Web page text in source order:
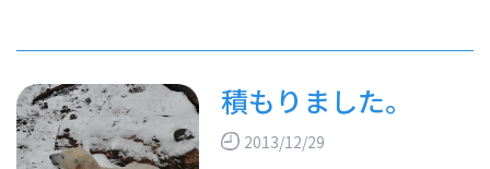
積もりました。
2013/12/29